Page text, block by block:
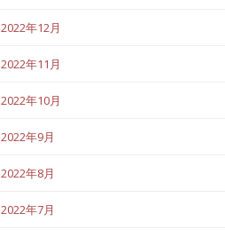
2022年12月
2022年11月
2022年10月
2022年9月
2022年8月
2022年7月